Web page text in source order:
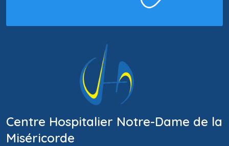
Centre Hospitalier Notre-Dame de la
Miséricorde